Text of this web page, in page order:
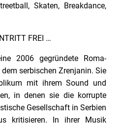
Skaten, Breakdance,
FREI …
2006 gegründete Roma-
serbischen Zrenjanin. Sie
mit ihrem Sound und
in denen sie die korrupte
Gesellschaft in Serbien
kritisieren. In ihrer Musik